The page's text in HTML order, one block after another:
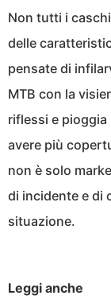
Non tutti i
delle
pensate di
MTB con la
riflessi e pioggia
avere più
non è solo
di incidente e di
situazione.
Leggi anche